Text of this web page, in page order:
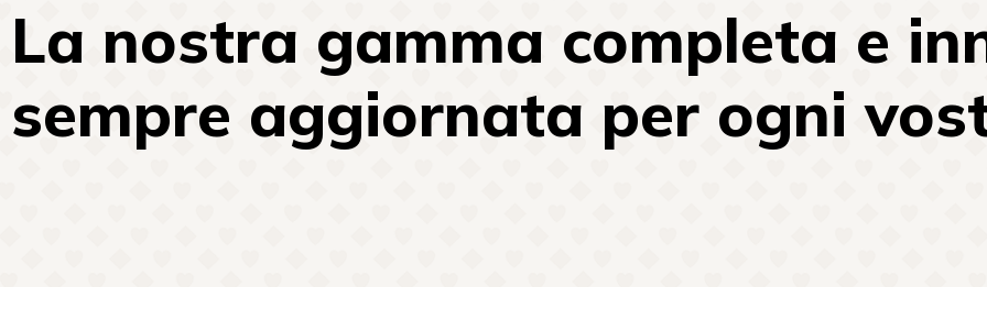
La nostra gamma completa e
sempre aggiornata per ogni